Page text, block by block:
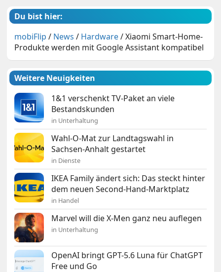
Du bist hier:
mobiFlip / News / Hardware/Xiaomi Smart-Home-
Produkte werden mit Google Assistant kompatibel
Weitere Neuigkeiten
1&1 verschenkt TV-Paket an viele
Bestandskunden
in Unterhaltung
Wahl-O-Mat zur Landtagswahl in
Sachsen-Anhalt gestartet
in Dienste
IKEA Family ändert sich: Das steckt hinter
dem neuen Second-Hand-Marktplatz
in Handel
Marvel will die X-Men ganz neu auflegen
in Unterhaltung
OpenAI bringt GPT-5.6 Luna für ChatGPT
Free und Go